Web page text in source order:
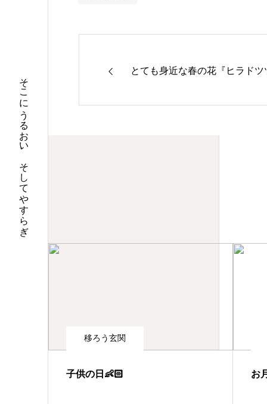
そこにうるおい、そしてやすらぎ
とても身近な春の花『ヒラドツ
移ろう玄関
子供の日👶🏻 お